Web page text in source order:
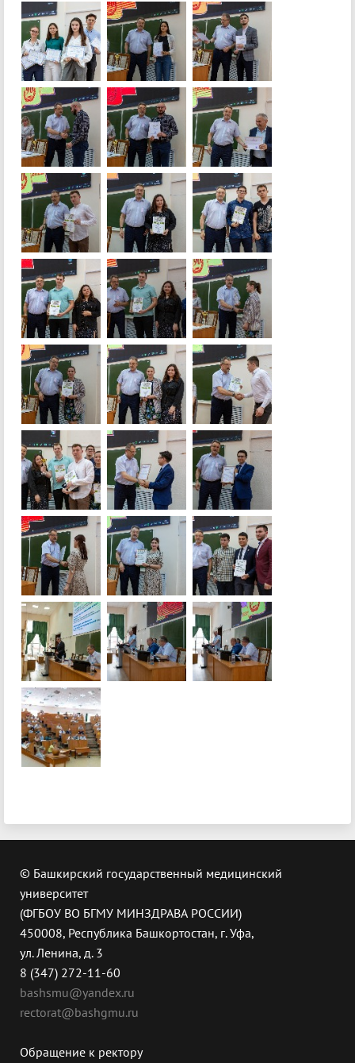
© Башкирский государственный медицинский
университет
(ФГБОУ ВО БГМУ МИНЗДРАВА РОССИИ)
450008, Республика Башкортостан, г. Уфа,
ул. Ленина, д. 3
8 (347) 272-11-60
bashsmu@yandex.ru
rectorat@bashgmu.ru
Обращение к ректору